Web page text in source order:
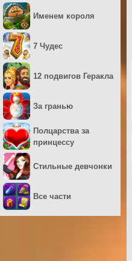
Именем короля
7 Чудес
12 подвигов Геракла
За гранью
Полцарства за
принцессу
Стильные девчонки
Все части